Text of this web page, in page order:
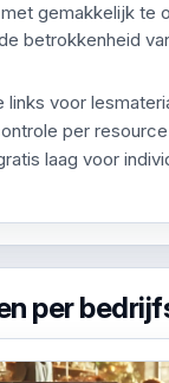
gemakkelijk te
betrokkenheid
links voor
per resource
laag voor
per